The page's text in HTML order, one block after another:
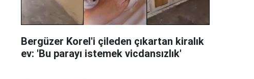
Bergüzer Korel'i çileden çıkartan kiralık
ev: 'Bu parayı istemek vicdansızlık'